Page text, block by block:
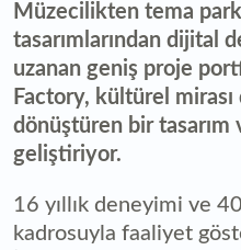
Müzecilikten tema
tasarımlarından dijital
uzanan geniş proje
Factory, kültürel
dönüştüren bir
geliştiriyor.
16 yıllık deneyimi ve
kadrosuyla faaliyet